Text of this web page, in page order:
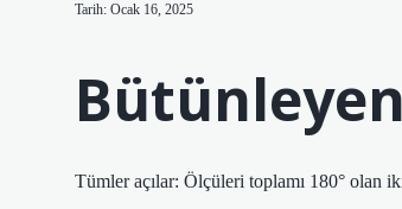
Tarih: Ocak 16, 2025
Tümler açılar: Ölçüleri toplamı 180° olan